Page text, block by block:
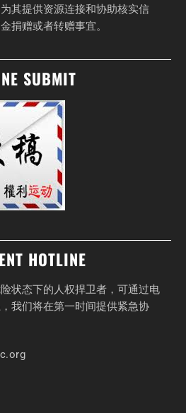
其提供资源连接和协助核实信
捐赠或者转赠事宜。
SUBMIT
HOTLINE
状态下的人权捍卫者，可通过电
我们将在第一时间提供紧急协
.org